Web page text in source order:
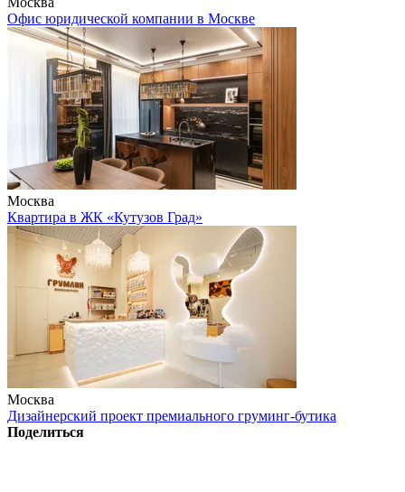
Офис юридической компании в Москве
Москва
Квартира в ЖК «Кутузов Град»
Москва
Дизайнерский проект премиального груминг-бутика
Поделиться